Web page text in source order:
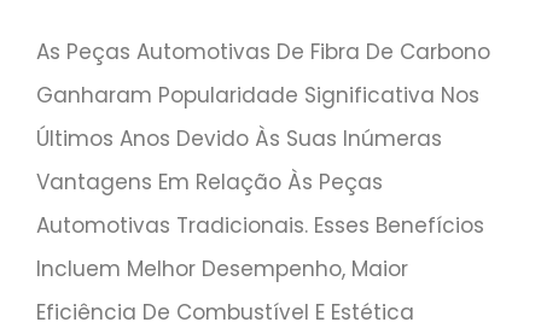
As Peças Automotivas De Fibra De Carbono
Ganharam Popularidade Significativa Nos
Últimos Anos Devido Às Suas Inúmeras
Vantagens Em Relação Às Peças
Automotivas Tradicionais. Esses Benefícios
Incluem Melhor Desempenho, Maior
Eficiência De Combustível E Estética